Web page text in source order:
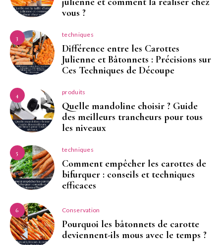
vous ?
3 techniques
Différence entre les Carottes
Julienne et Bâtonnets : Précisions sur
Ces Techniques de Découpe
4 produits
Quelle mandoline choisir ? Guide
des meilleurs trancheurs pour tous
les niveaux
5 techniques
Comment empêcher les carottes de
bifurquer : conseils et techniques
efficaces
6 Conservation
Pourquoi les bâtonnets de carotte
deviennent-ils mous avec le temps ?